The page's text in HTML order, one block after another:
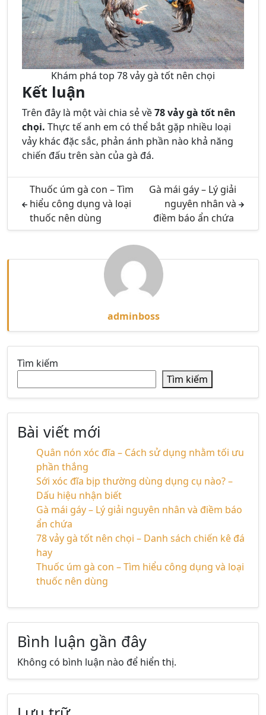
Khám phá top 78 vảy gà tốt nên chọi
Kết luận
Trên đây là một vài chia sẻ về78 vảy gà tốt nên
chọi. Thực tế anh em có thể bắt gặp nhiều loại
vảy khác đặc sắc, phản ánh phần nào khả năng
chiến đấu trên sàn của gà đá.
Thuốc úm gà con – Tìm
hiểu công dụng và loại
thuốc nên dùng
Gà mái gáy – Lý giải
nguyên nhân và
điềm báo ẩn chứa
adminboss
Tìm kiếm
Tìm kiếm
Bài viết mới
Quân nón xóc đĩa – Cách sử dụng nhằm tối ưu
phần thắng
Sới xóc đĩa bịp thường dùng dụng cụ nào? –
Dấu hiệu nhận biết
Gà mái gáy – Lý giải nguyên nhân và điềm báo
ẩn chứa
78 vảy gà tốt nên chọi – Danh sách chiến kê đá
hay
Thuốc úm gà con – Tìm hiểu công dụng và loại
thuốc nên dùng
Bình luận gần đây
Không có bình luận nào để hiển thị.